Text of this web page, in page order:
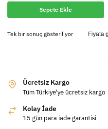
Sepete Ekle
Tek bir sonuç gösteriliyor
Ücretsiz Kargo
Tüm Türkiye'ye ücretsiz kargo
Kolay İade
15 gün para iade garantisi